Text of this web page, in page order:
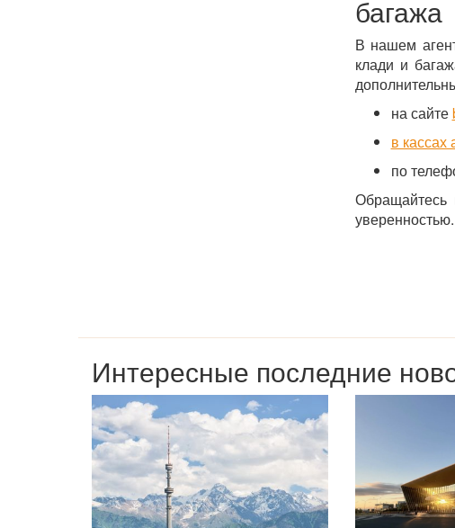
багажа
В нашем
клади и
на сайте
в кассах
по
Обращайтесь
уверенностью.
Интересные последние